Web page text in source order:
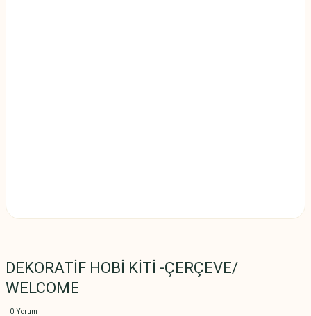
DEKORATİF HOBİ KİTİ -ÇERÇEVE/
WELCOME
0 Yorum